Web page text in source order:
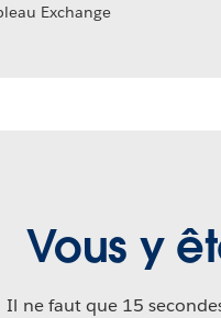
Exchange
Vous y
Il ne faut que 15